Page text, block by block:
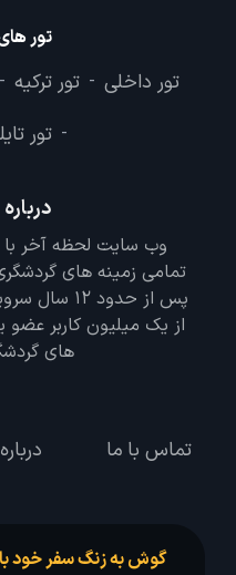
تور
تور داخلی - تور ترکیه -
- تور
وب سایت لحظه آخر با
پس از
از یک میلیون کاربر عضو
های
تماس با ما
گوش به زنگ سفر خود